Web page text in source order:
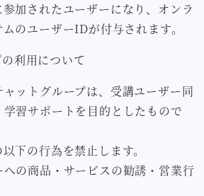
加されたユーザーになり、オンラ
のユーザーIDが付与されます。
利用について
ットグループは、受講ユーザー同
習サポートを目的としたもので
下の行為を禁止します。
への商品・サービスの勧誘・営業行